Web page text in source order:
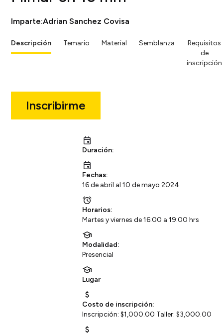
Imparte:Adrian Sanchez Covisa
Inscribirme
Duración:
Fechas:
16 de abril al 10 de mayo 2024
Horarios:
Martes y viernes de 16:00 a 19:00 hrs
Modalidad:
Presencial
Lugar
Costo de inscripción:
Inscripción: $1,000.00 Taller: $3,000.00
Descripción Temario Material Semblanza
Requisitos
de
inscripción